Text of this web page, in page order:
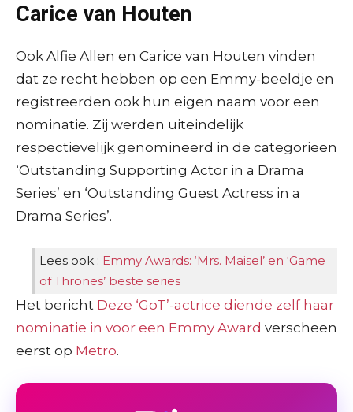
Carice van Houten
Ook Alfie Allen en Carice van Houten vinden
dat ze recht hebben op een Emmy-beeldje en
registreerden ook hun eigen naam voor een
nominatie. Zij werden uiteindelijk
respectievelijk genomineerd in de categorieën
‘Outstanding Supporting Actor in a Drama
Series’ en ‘Outstanding Guest Actress in a
Drama Series’.
Lees ook : Emmy Awards: ‘Mrs. Maisel’ en ‘Game
of Thrones’ beste series
Het bericht Deze ‘GoT’-actrice diende zelf haar
nominatie in voor een Emmy Award verscheen
eerst op Metro.